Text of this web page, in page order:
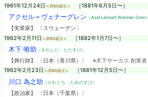
1961年12月24日 ≪満80歳没≫ ［1881年6月5日〜］
アクセル＝ヴェナーグレン （Axel Lennart Wenner-Gren）
【実業家】 〔スウェーデン〕
1962年2月11日 ≪満80歳没≫ ［1882年1月7日〜］
木下 唯助 （きのした・ただすけ）
【興行師】 〔日本（香川県）〕 ※木下サーカス 創業者
1962年2月23日 ≪満80歳没≫ ［1881年12月5日〜］
川口 為之助 （かわぐち・ためのすけ）
【政治家】 〔日本（千葉県）〕